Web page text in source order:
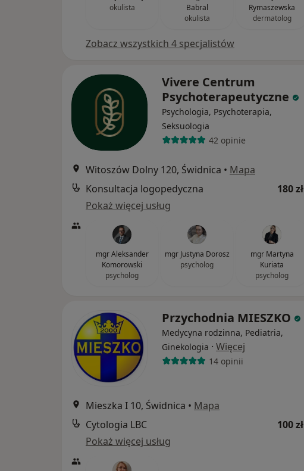
okulista
Babral
okulista
Rymaszewska
dermatolog
Zobacz wszystkich 4 specjalistów
Vivere Centrum
Psychoterapeutyczne
Psychologia, Psychoterapia,
Seksuologia
42 opinie
Witoszów Dolny 120, Świdnica • Mapa
Konsultacja logopedyczna
180 zł
Pokaż więcej usług
mgr Aleksander
Komorowski
psycholog
mgr Justyna Dorosz
psycholog
mgr Martyna
Kuriata
psycholog
Przychodnia MIESZKO
Medycyna rodzinna, Pediatria,
Ginekologia · Więcej
14 opinii
Mieszka I 10, Świdnica • Mapa
Cytologia LBC
100 zł
Pokaż więcej usług